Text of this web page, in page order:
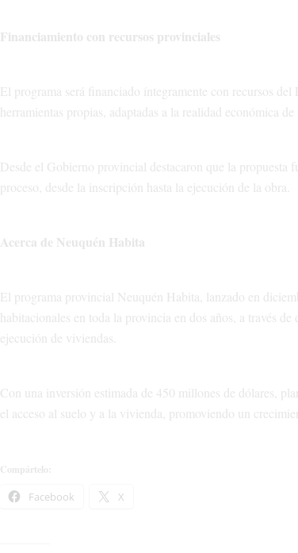
Financiamiento con recursos provinciales
El programa será financiado íntegramente con recursos
herramientas propias, adaptadas a la realidad económica de
Desde el Gobierno provincial destacaron que la
proceso, desde la inscripción hasta la ejecución de la obra.
Acerca de Neuquén Habita
El programa provincial Neuquén Habita, lanzado en
habitacionales en toda la provincia en dos años, a través
ejecución de viviendas.
Con una inversión estimada de 450 millones de dólares,
el acceso al suelo y a la vivienda, promoviendo un
Compártelo:
Facebook X